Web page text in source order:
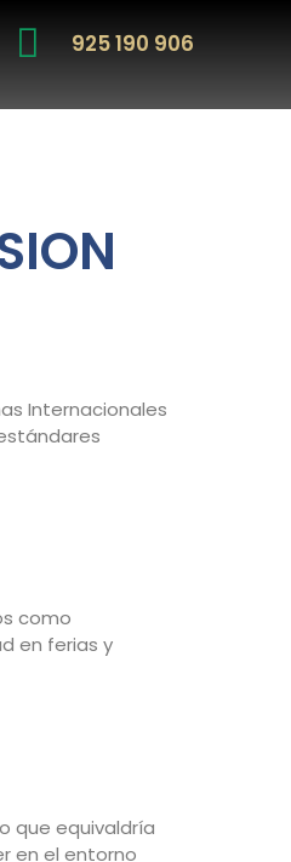
925 190 906
Internacionales
como
en ferias y
que equivaldría
en el entorno